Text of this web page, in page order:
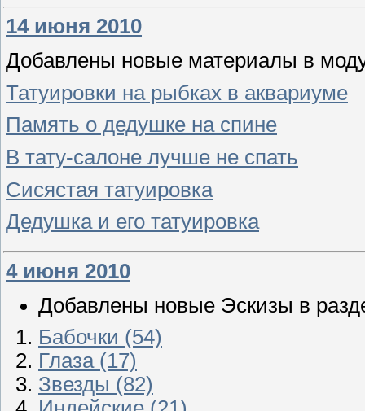
14 июня 2010
Добавлены новые материалы в
Татуировки на рыбках в аквариуме
Память о дедушке на спине
В тату-салоне лучше не спать
Сисястая татуировка
Дедушка и его татуировка
4 июня 2010
Добавлены новые Эскизы в
Бабочки (54)
Глаза (17)
Звезды (82)